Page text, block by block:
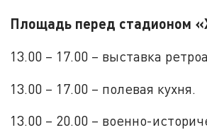
Площадь перед стадионом
13.00 – 17.00 – выставка
13.00 – 17.00 – полевая кухня.
13.00 – 20.00 – военно-